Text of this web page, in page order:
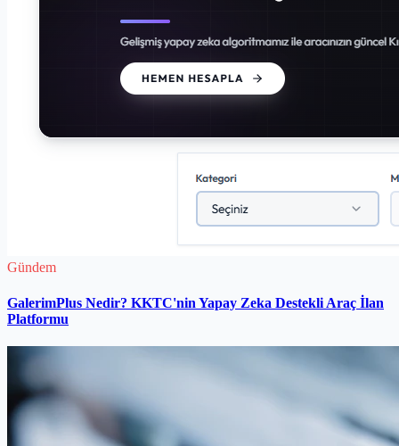
Gündem
GalerimPlus Nedir? KKTC'nin Yapay Zeka Destekli Araç İlan
Platformu